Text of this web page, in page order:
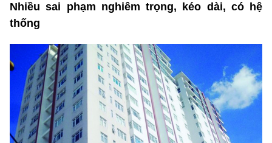
Nhiều sai phạm nghiêm trọng, kéo dài, có hệ
thống